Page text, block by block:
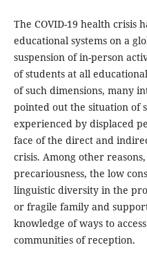
The COVID-19 health crisis
educational systems on a
suspension of in-person
of students at all
of such dimensions, many
pointed out the situation of
experienced by displaced
face of the direct and
crisis. Among other
precariousness, the low
linguistic diversity in the
or fragile family and
knowledge of ways to
communities of reception.